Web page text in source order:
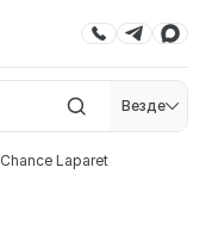
Везде
Chance Laparet